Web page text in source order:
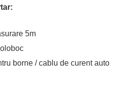
5m
borne / cablu de curent auto